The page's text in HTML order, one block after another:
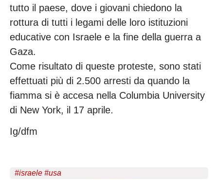
tutto il paese, dove i giovani chiedono la
rottura di tutti i legami delle loro istituzioni
educative con Israele e la fine della guerra a
Gaza.
Come risultato di queste proteste, sono stati
effettuati più di 2.500 arresti da quando la
fiamma si è accesa nella Columbia University
di New York, il 17 aprile.
Ig/dfm
#israele #usa